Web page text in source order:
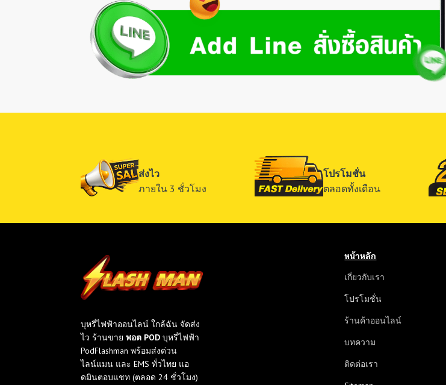
ส่งไว
ภายใน 3 ชั่วโมง
โปรโมชั่น
ตลอดทั้งเดือน
บุหรี่ไฟฟ้าออนไลน์ ใกล้ฉัน จัดส่ง
ไว ร้านขายพอต POD บุหรี่ไฟฟ้า
PodFlashman พร้อมส่งด่วน
ไลน์แมน และ EMS ทั่วไทย แอ
ดมินตอบแชท (ตลอด 24 ชั่วโมง)
หน้าหลัก
เกี่ยวกับเรา
โปรโมชั่น
ร้านค้าออนไลน์
บทความ
ติดต่อเรา